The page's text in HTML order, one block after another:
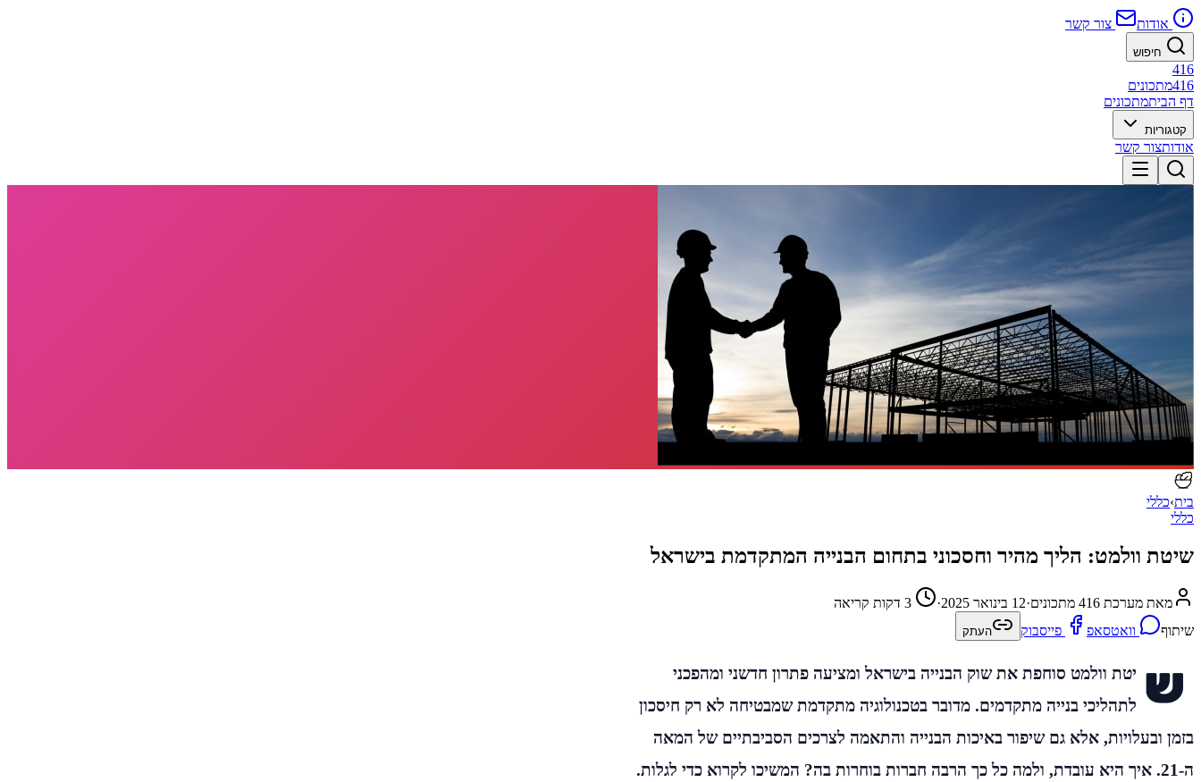
אודות צור קשר
חיפוש
416
416מתכונים
דף הביתמתכונים
קטגוריות
אודותצור קשר
בית›כללי
כללי
שיטת וולמט: הליך מהיר וחסכוני בתחום הבנייה המתקדמת בישראל
מאת מערכת 416 מתכונים ·12 בינואר 2025 ·
3 דקות קריאה
שיתוף
וואטסאפ פייסבוק העתק
ש יטת וולמט סוחפת את שוק הבנייה בישראל ומציעה פתרון חדשני ומהפכני
לתהליכי בנייה מתקדמים. מדובר בטכנולוגיה מתקדמת שמבטיחה לא רק חיסכון
בזמן ובעלויות, אלא גם שיפור באיכות הבנייה והתאמה לצרכים הסביבתיים של המאה
ה-21. איך היא עובדת, ולמה כל כך הרבה חברות בוחרות בה? המשיכו לקרוא כדי לגלות.